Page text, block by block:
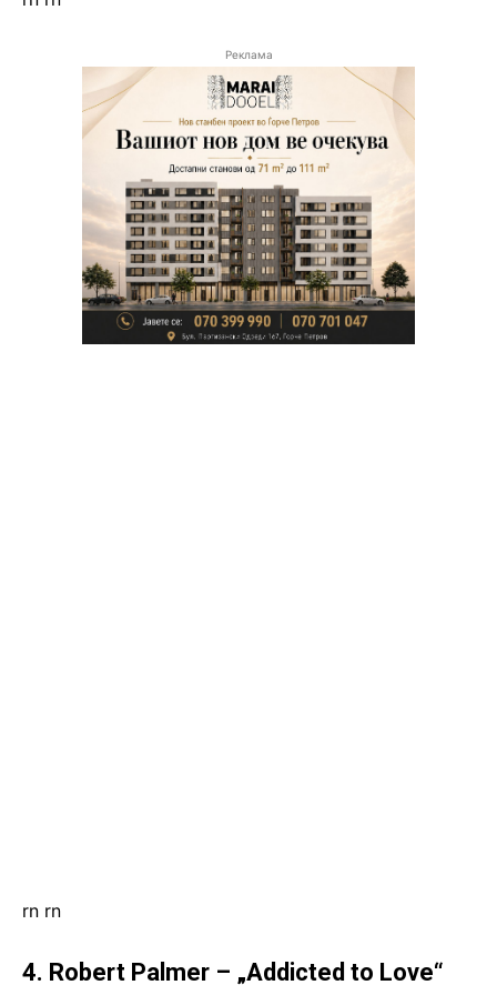
Реклама
rn rn
4. Robert Palmer – „Addicted to Love“